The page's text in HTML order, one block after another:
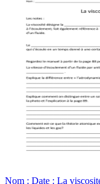
Nom : Date : La